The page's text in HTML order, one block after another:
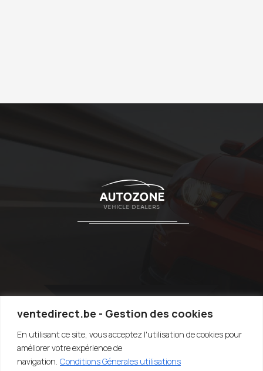
ventedirect.be - Gestion des cookies
En utilisant ce site, vous acceptez l'utilisation de cookies pour
améliorer votre expérience de
navigation. Conditions Génerales utilisations
TOP